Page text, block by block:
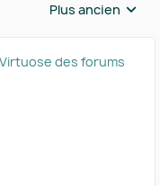
Réponses triées
Plus ancien
Virtuose des forums